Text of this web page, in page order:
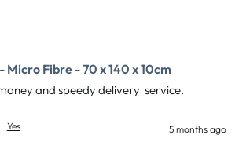
Micro Fibre - 70 x 140 x 10cm
and speedy delivery  service.
Yes 5 months ago